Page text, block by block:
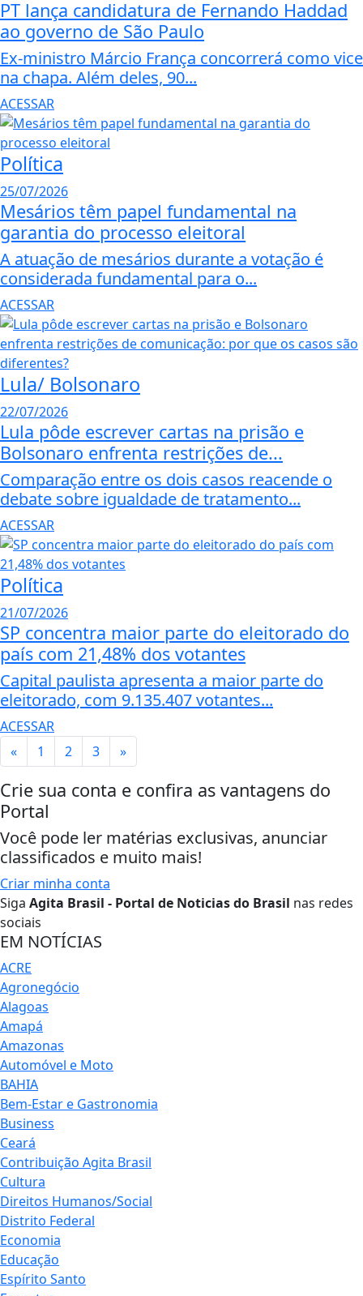
PT lança candidatura de Fernando Haddad
ao governo de São Paulo
Ex-ministro Márcio França concorrerá como vice
na chapa. Além deles, 90...
ACESSAR
Política
25/07/2026
Mesários têm papel fundamental na
garantia do processo eleitoral
A atuação de mesários durante a votação é
considerada fundamental para o...
ACESSAR
Lula/ Bolsonaro
22/07/2026
Lula pôde escrever cartas na prisão e
Bolsonaro enfrenta restrições de...
Comparação entre os dois casos reacende o
debate sobre igualdade de tratamento...
ACESSAR
Política
21/07/2026
SP concentra maior parte do eleitorado do
país com 21,48% dos votantes
Capital paulista apresenta a maior parte do
eleitorado, com 9.135.407 votantes...
ACESSAR
«
1 2 3 »
Crie sua conta e confira as vantagens do
Portal
Você pode ler matérias exclusivas, anunciar
classificados e muito mais!
Criar minha conta
Siga Agita Brasil - Portal de Noticias do Brasil nas redes
sociais
EM NOTÍCIAS
ACRE
Agronegócio
Alagoas
Amapá
Amazonas
Automóvel e Moto
BAHIA
Bem-Estar e Gastronomia
Business
Ceará
Contribuição Agita Brasil
Cultura
Direitos Humanos/Social
Distrito Federal
Economia
Educação
Espírito Santo